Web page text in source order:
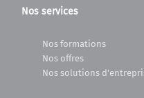
Nos services
Nos formations
Nos offres
Nos solutions